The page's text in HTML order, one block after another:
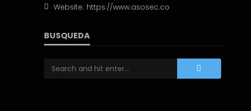
Website: https://www.asosec.co
BUSQUEDA